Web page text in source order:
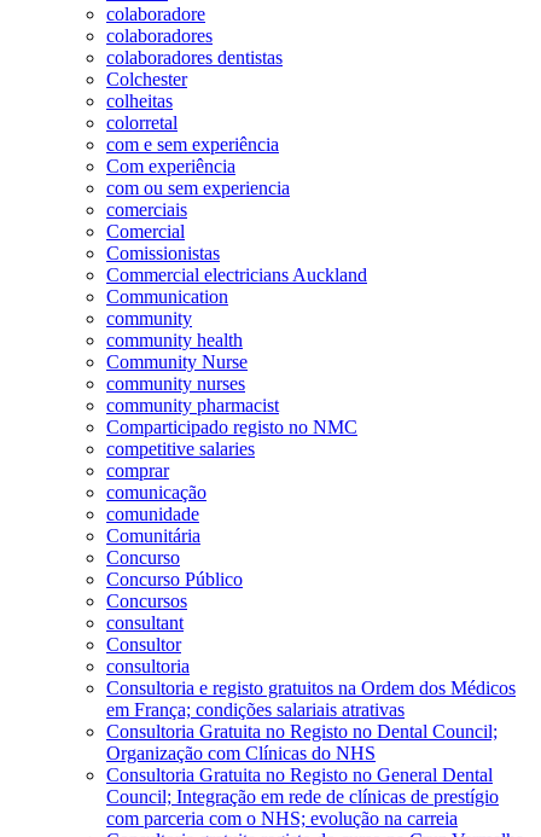
colaboradore
colaboradores
colaboradores dentistas
Colchester
colheitas
colorretal
com e sem experiência
Com experiência
com ou sem experiencia
comerciais
Comercial
Comissionistas
Commercial electricians Auckland
Communication
community
community health
Community Nurse
community nurses
community pharmacist
Comparticipado registo no NMC
competitive salaries
comprar
comunicação
comunidade
Comunitária
Concurso
Concurso Público
Concursos
consultant
Consultor
consultoria
Consultoria e registo gratuitos na Ordem dos Médicos
em França; condições salariais atrativas
Consultoria Gratuita no Registo no Dental Council;
Organização com Clínicas do NHS
Consultoria Gratuita no Registo no General Dental
Council; Integração em rede de clínicas de prestígio
com parceria com o NHS; evolução na carreia